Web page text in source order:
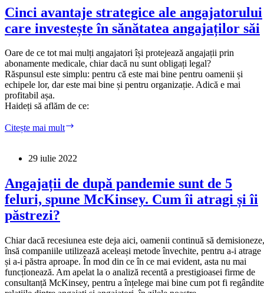
Cognizant
:)
Cinci avantaje strategice ale angajatorului
care investește în sănătatea angajaților săi
Oare de ce tot mai mulți angajatori își protejează angajații prin
abonamente medicale, chiar dacă nu sunt obligați legal?
Răspunsul este simplu: pentru că este mai bine pentru oamenii și
echipele lor, dar este mai bine și pentru organizație. Adică e mai
profitabil așa.
Haideți să aflăm de ce:
Citește mai mult
ale
care
investește
în
29 iulie 2022
Angajații de după pandemie sunt de 5
feluri, spune McKinsey. Cum îi atragi și îi
păstrezi?
Chiar dacă recesiunea este deja aici, oamenii continuă să demisioneze,
însă companiile utilizează aceleași metode învechite, pentru a-i atrage
și a-i păstra aproape. În mod din ce în ce mai evident, asta nu mai
funcționează. Am apelat la o analiză recentă a prestigioasei firme de
consultanță McKinsey, pentru a înțelege mai bine cum pot fi regândite